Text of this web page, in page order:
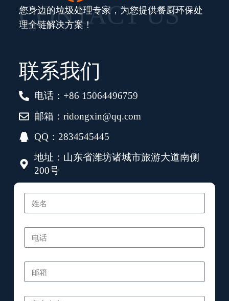
CONTACT US
您身边的垃圾处理专家，为您提供餐厨环保处
理全链解决方案！
联系我们
电话：+86 15064496759
邮箱：ridongxin@qq.com
QQ：2834545445
地址：山东省潍坊诸城市旅游大道南侧
200号